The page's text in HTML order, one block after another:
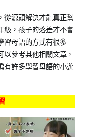
源頭解決才能真正幫
級，孩子的落差才不會
習母語的方式有很多
以參考其他相關文章，
有許多學習母語的小遊